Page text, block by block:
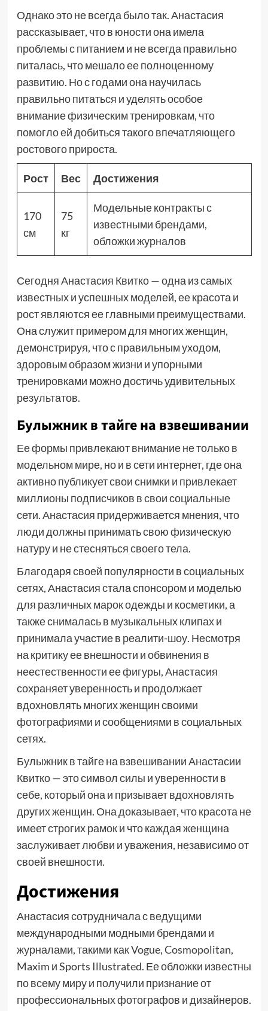
Однако это не всегда было так. Анастасия
рассказывает, что в юности она имела
проблемы с питанием и не всегда правильно
питалась, что мешало ее полноценному
развитию. Но с годами она научилась
правильно питаться и уделять особое
внимание физическим тренировкам, что
помогло ей добиться такого впечатляющего
ростового прироста.
Рост Вес Достижения
170
см
75
кг
Модельные контракты с
известными брендами,
обложки журналов
Сегодня Анастасия Квитко — одна из самых
известных и успешных моделей, ее красота и
рост являются ее главными преимуществами.
Она служит примером для многих женщин,
демонстрируя, что с правильным уходом,
здоровым образом жизни и упорными
тренировками можно достичь удивительных
результатов.
Булыжник в тайге на взвешивании
Ее формы привлекают внимание не только в
модельном мире, но и в сети интернет, где она
активно публикует свои снимки и привлекает
миллионы подписчиков в свои социальные
сети. Анастасия придерживается мнения, что
люди должны принимать свою физическую
натуру и не стесняться своего тела.
Благодаря своей популярности в социальных
сетях, Анастасия стала спонсором и моделью
для различных марок одежды и косметики, а
также снималась в музыкальных клипах и
принимала участие в реалити-шоу. Несмотря
на критику ее внешности и обвинения в
неестественности ее фигуры, Анастасия
сохраняет уверенность и продолжает
вдохновлять многих женщин своими
фотографиями и сообщениями в социальных
сетях.
Булыжник в тайге на взвешивании Анастасии
Квитко — это символ силы и уверенности в
себе, который она и призывает вдохновлять
других женщин. Она доказывает, что красота не
имеет строгих рамок и что каждая женщина
заслуживает любви и уважения, независимо от
своей внешности.
Достижения
Анастасия сотрудничала с ведущими
международными модными брендами и
журналами, такими как Vogue, Cosmopolitan,
Maxim и Sports Illustrated. Ее обложки известны
по всему миру и получили признание от
профессиональных фотографов и дизайнеров.